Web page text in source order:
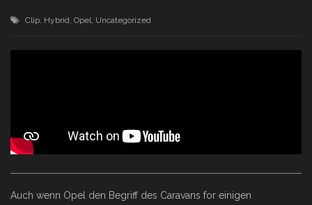
Clip, Hybrid, Opel, Uncategorized
Auch wenn Opel den Begriff des Caravans for einigen